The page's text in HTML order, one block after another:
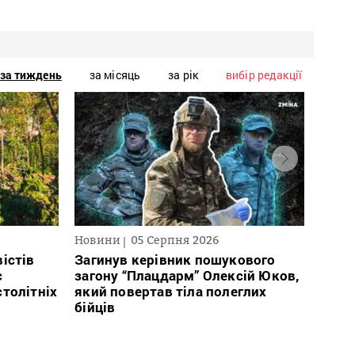
за тиждень за місяць за рік вибір редакції
Новини 05 Серпня 2026
Загинув керівник пошукового
загону “Плацдарм” Олексій Юков,
який повертав тіла полеглих
бійців